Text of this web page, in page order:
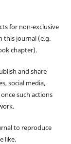
for non-exclusive
this journal (e.g.
chapter).
and share
social media,
such actions
to reproduce
like.